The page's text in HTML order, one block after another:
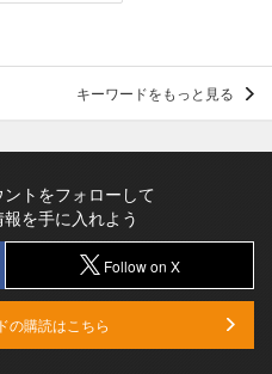
キーワードをもっと見る
トをフォローして
を手に入れよう
Follow on X
の購読はこちら